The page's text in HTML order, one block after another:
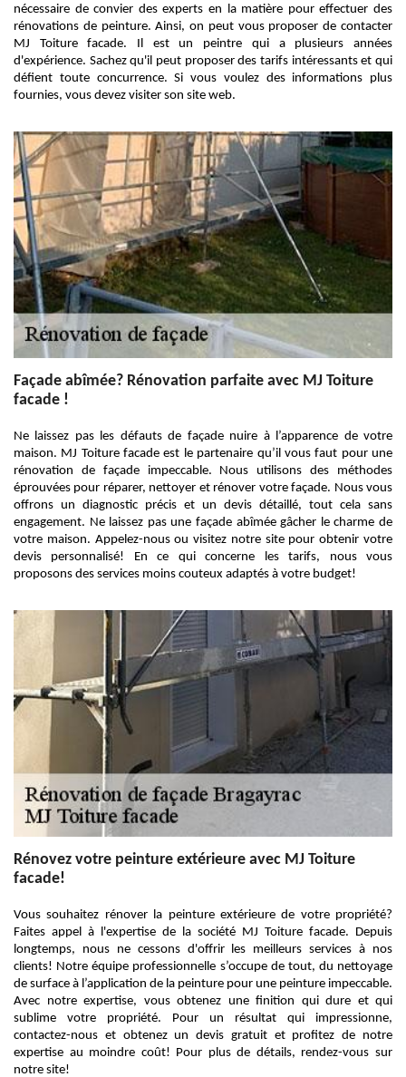
nécessaire de convier des experts en la matière pour effectuer des
rénovations de peinture. Ainsi, on peut vous proposer de contacter
MJ Toiture facade. Il est un peintre qui a plusieurs années
d'expérience. Sachez qu'il peut proposer des tarifs intéressants et qui
défient toute concurrence. Si vous voulez des informations plus
fournies, vous devez visiter son site web.
Façade abîmée? Rénovation parfaite avec MJ Toiture
facade !
Ne laissez pas les défauts de façade nuire à l’apparence de votre
maison. MJ Toiture facade est le partenaire qu’il vous faut pour une
rénovation de façade impeccable. Nous utilisons des méthodes
éprouvées pour réparer, nettoyer et rénover votre façade. Nous vous
offrons un diagnostic précis et un devis détaillé, tout cela sans
engagement. Ne laissez pas une façade abîmée gâcher le charme de
votre maison. Appelez-nous ou visitez notre site pour obtenir votre
devis personnalisé! En ce qui concerne les tarifs, nous vous
proposons des services moins couteux adaptés à votre budget!
Rénovez votre peinture extérieure avec MJ Toiture
facade!
Vous souhaitez rénover la peinture extérieure de votre propriété?
Faites appel à l'expertise de la société MJ Toiture facade. Depuis
longtemps, nous ne cessons d'offrir les meilleurs services à nos
clients! Notre équipe professionnelle s’occupe de tout, du nettoyage
de surface à l’application de la peinture pour une peinture impeccable.
Avec notre expertise, vous obtenez une finition qui dure et qui
sublime votre propriété. Pour un résultat qui impressionne,
contactez-nous et obtenez un devis gratuit et profitez de notre
expertise au moindre coût! Pour plus de détails, rendez-vous sur
notre site!